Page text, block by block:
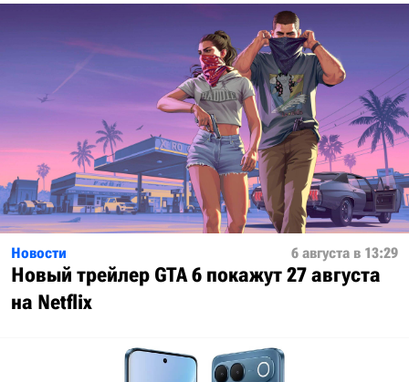
Новости 6 августа в 13:29
Новый трейлер GTA 6 покажут 27 августа
на Netflix